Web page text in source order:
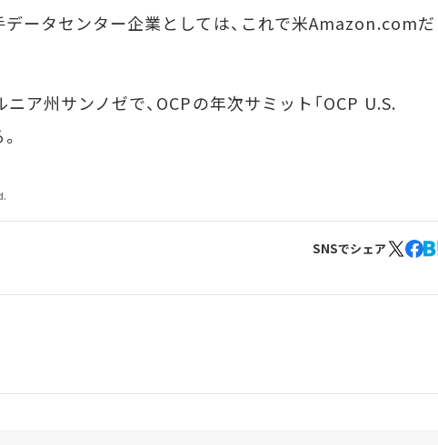
ータセンター企業としては、これで米Amazon.comだ
ア州サンノゼで、OCPの年次サミット「OCP U.S.
SNSでシェア